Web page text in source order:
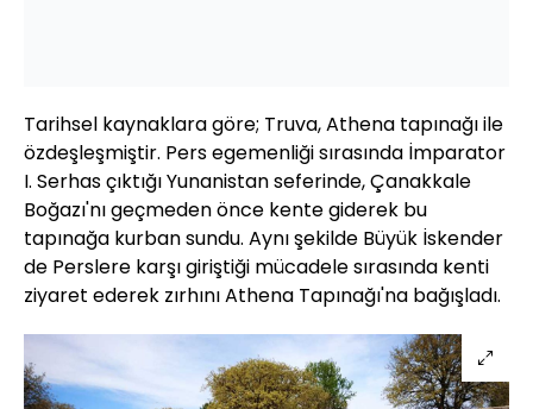
Tarihsel kaynaklara göre; Truva, Athena tapınağı ile
özdeşleşmiştir. Pers egemenliği sırasında İmparator
I. Serhas çıktığı Yunanistan seferinde, Çanakkale
Boğazı'nı geçmeden önce kente giderek bu
tapınağa kurban sundu. Aynı şekilde Büyük İskender
de Perslere karşı giriştiği mücadele sırasında kenti
ziyaret ederek zırhını Athena Tapınağı'na bağışladı.